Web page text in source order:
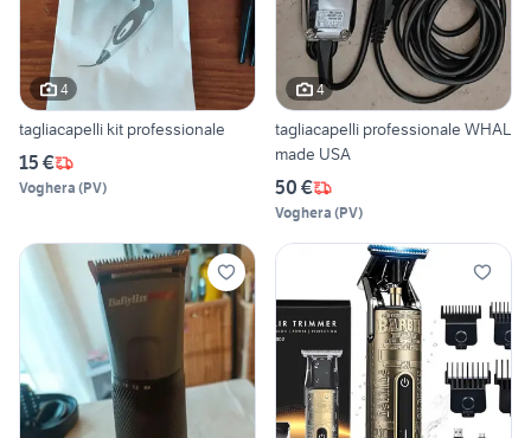
4
tagliacapelli kit professionale
15 €
Voghera (PV)
4
tagliacapelli professionale WHAL
made USA
50 €
Voghera (PV)